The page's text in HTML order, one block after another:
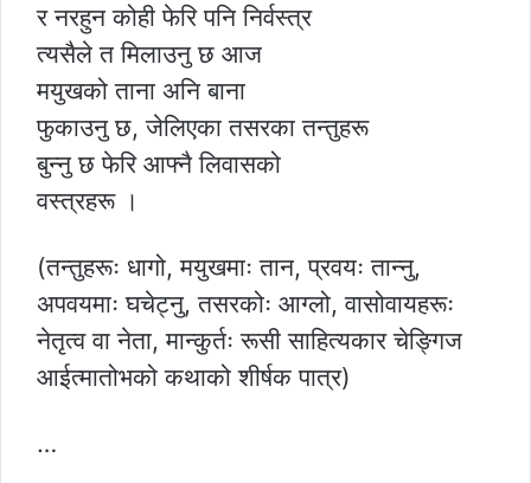
र नरहुन कोही फेरि पनि निर्वस्त्र
त्यसैले त मिलाउनु छ आज
मयुखको ताना अनि बाना
फुकाउनु छ, जेलिएका तसरका तन्तुहरू
बुन्नु छ फेरि आफ्नै लिवासको
वस्त्रहरू ।
(तन्तुहरूः धागो, मयुखमाः तान, प्रवयः तान्नु,
अपवयमाः घचेट्नु, तसरकोः आग्लो, वासोवायहरूः
नेतृत्व वा नेता, मान्कुर्तः रूसी साहित्यकार चेङ्गिज
आईत्मातोभको कथाको शीर्षक पात्र)
…